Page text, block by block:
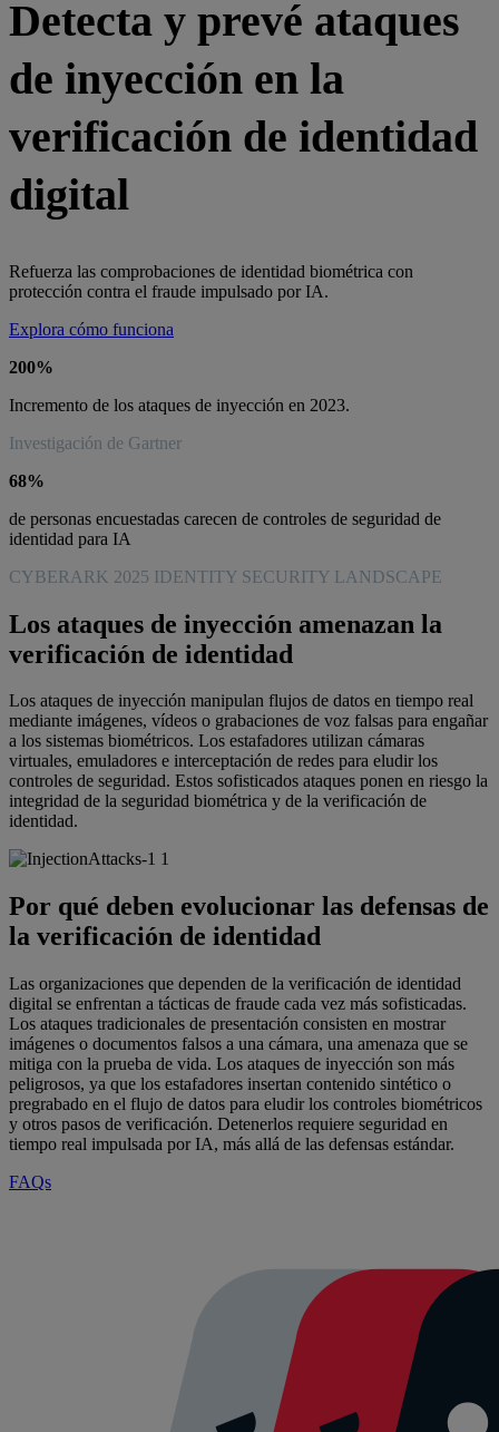
Detecta y prevé ataques
de inyección en la
verificación de identidad
digital
Refuerza las comprobaciones de identidad biométrica con
protección contra el fraude impulsado por IA.
Explora cómo funciona
200%
Incremento de los ataques de inyección en 2023.
Investigación de Gartner
68%
de personas encuestadas carecen de controles de seguridad de
identidad para IA
CYBERARK 2025 IDENTITY SECURITY LANDSCAPE
Los ataques de inyección amenazan la
verificación de identidad
Los ataques de inyección manipulan flujos de datos en tiempo real
mediante imágenes, vídeos o grabaciones de voz falsas para engañar
a los sistemas biométricos. Los estafadores utilizan cámaras
virtuales, emuladores e interceptación de redes para eludir los
controles de seguridad. Estos sofisticados ataques ponen en riesgo la
integridad de la seguridad biométrica y de la verificación de
identidad.
Por qué deben evolucionar las defensas de
la verificación de identidad
Las organizaciones que dependen de la verificación de identidad
digital se enfrentan a tácticas de fraude cada vez más sofisticadas.
Los ataques tradicionales de presentación consisten en mostrar
imágenes o documentos falsos a una cámara, una amenaza que se
mitiga con la prueba de vida. Los ataques de inyección son más
peligrosos, ya que los estafadores insertan contenido sintético o
pregrabado en el flujo de datos para eludir los controles biométricos
y otros pasos de verificación. Detenerlos requiere seguridad en
tiempo real impulsada por IA, más allá de las defensas estándar.
FAQs